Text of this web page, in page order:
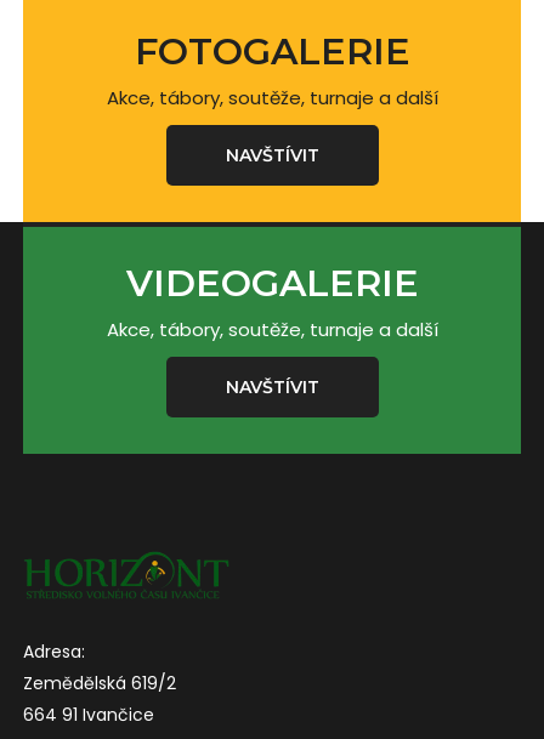
FOTOGALERIE
Akce, tábory, soutěže, turnaje a další
NAVŠTÍVIT
VIDEOGALERIE
Akce, tábory, soutěže, turnaje a další
NAVŠTÍVIT
Adresa:
Zemědělská 619/2
664 91 Ivančice